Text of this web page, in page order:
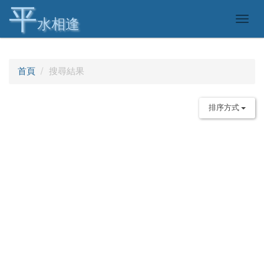
平水相逢
首頁 搜尋結果
排序方式